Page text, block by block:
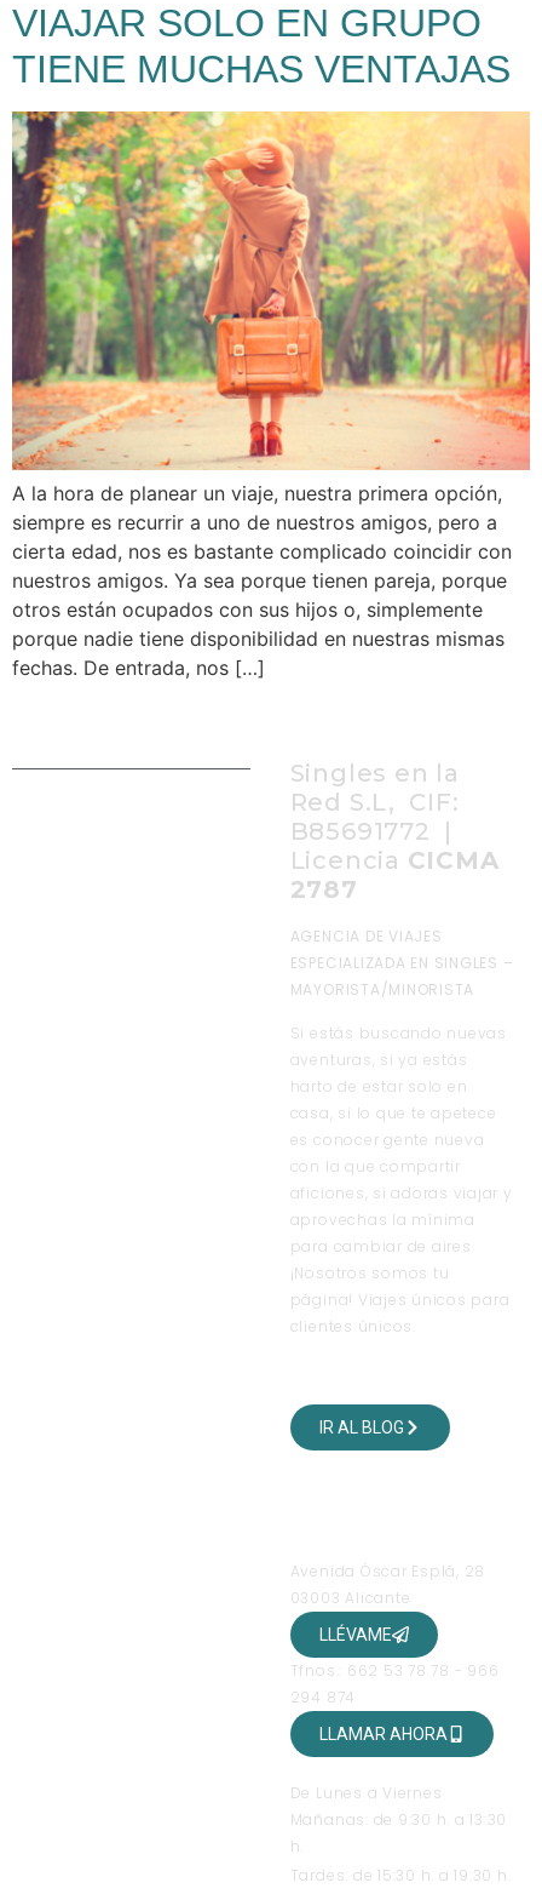
VIAJAR SOLO EN GRUPO
TIENE MUCHAS VENTAJAS
A la hora de planear un viaje, nuestra primera opción,
siempre es recurrir a uno de nuestros amigos, pero a
cierta edad, nos es bastante complicado coincidir con
nuestros amigos. Ya sea porque tienen pareja, porque
otros están ocupados con sus hijos o, simplemente
porque nadie tiene disponibilidad en nuestras mismas
fechas. De entrada, nos […]
Singles en la
Red S.L, CIF:
B85691772 |
Licencia CICMA
2787
AGENCIA DE VIAJES
ESPECIALIZADA EN SINGLES –
MAYORISTA/MINORISTA
Si estás buscando nuevas
aventuras, si ya estás
harto de estar solo en
casa, si lo que te apetece
es conocer gente nueva
con la que compartir
aficiones, si adoras viajar y
aprovechas la mínima
para cambiar de aires
¡Nosotros somos tu
página! Viajes únicos para
clientes únicos.
IR AL BLOG
Avenida Óscar Esplá, 28
03003 Alicante
LLÉVAME
Tfnos.: 662 53 78 78 - 966
294 874
LLAMAR AHORA
De Lunes a Viernes
Mañanas: de 9:30 h. a 13:30
h.
Tardes: de 15:30 h. a 19:30 h.